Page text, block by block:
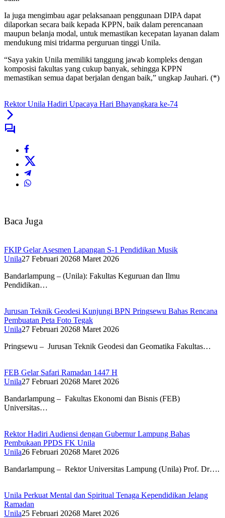
Ia juga mengimbau agar pelaksanaan penggunaan DIPA dapat
dilaporkan secara baik kepada KPPN, baik dalam perencanaan
maupun belanja modal, untuk memastikan kecepatan layanan dalam
mendukung misi tridarma perguruan tinggi Unila.
“Saya yakin Unila memiliki tanggung jawab kompleks dengan
komposisi fakultas yang cukup banyak, sehingga KPPN
memastikan semua dapat berjalan dengan baik,” ungkap Jauhari. (*)
Rektor Unila Hadiri Upacaya Hari Bhayangkara ke-74
Baca Juga
FKIP Gelar Asesmen Lapangan S-1 Pendidikan Musik
Unila27 Februari 20268 Maret 2026
Bandarlampung – (Unila): Fakultas Keguruan dan Ilmu
Pendidikan…
Jurusan Teknik Geodesi Kunjungi BPN Pringsewu Bahas Rencana
Pembuatan Peta Foto Tegak
Unila27 Februari 20268 Maret 2026
Pringsewu – Jurusan Teknik Geodesi dan Geomatika Fakultas…
FEB Gelar Safari Ramadan 1447 H
Unila27 Februari 20268 Maret 2026
Bandarlampung – Fakultas Ekonomi dan Bisnis (FEB)
Universitas…
Rektor Hadiri Audiensi dengan Gubernur Lampung Bahas
Pembukaan PPDS FK Unila
Unila26 Februari 20268 Maret 2026
Bandarlampung – Rektor Universitas Lampung (Unila) Prof. Dr….
Unila Perkuat Mental dan Spiritual Tenaga Kependidikan Jelang
Ramadan
Unila25 Februari 20268 Maret 2026